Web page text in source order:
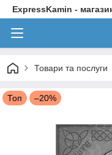
ExpressKamin -
Товари та послуги
Топ –20%